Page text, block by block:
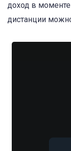
доход в
дистанции